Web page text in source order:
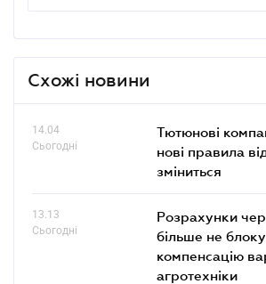
Схожі новини
14.04
Сьогодні
Тютюнові
нові правила
зміниться
13.13
Сьогодні
Розрахунки
більше не
компенсацію
агротехніки